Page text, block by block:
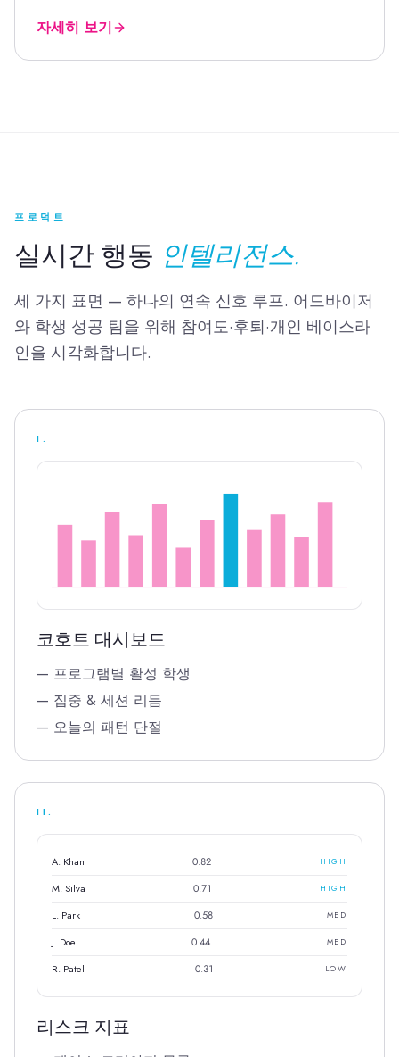
자세히 보기
프로덕트
실시간 행동 인텔리전스.
세 가지 표면 — 하나의 연속 신호 루프. 어드바이저
와 학생 성공 팀을 위해 참여도·후퇴·개인 베이스라
인을 시각화합니다.
I.
코호트 대시보드
— 프로그램별 활성 학생
— 집중 & 세션 리듬
— 오늘의 패턴 단절
II.
A. Khan 0.82 HIGH
M. Silva 0.71 HIGH
L. Park 0.58 MED
J. Doe 0.44 MED
R. Patel 0.31 LOW
리스크 지표